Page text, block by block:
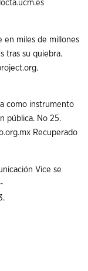
en miles de millones
tras su quiebra.
como instrumento
pública. No 25.
Recuperado
Vice se